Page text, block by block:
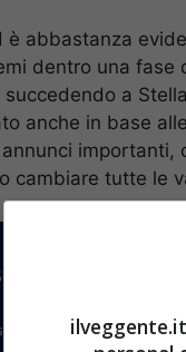
abbastanza
dentro una fase
a
anche in base
cambiare tutte le
BONUS SPORTBET: 100€
SENZA deposito +
deposito sport +